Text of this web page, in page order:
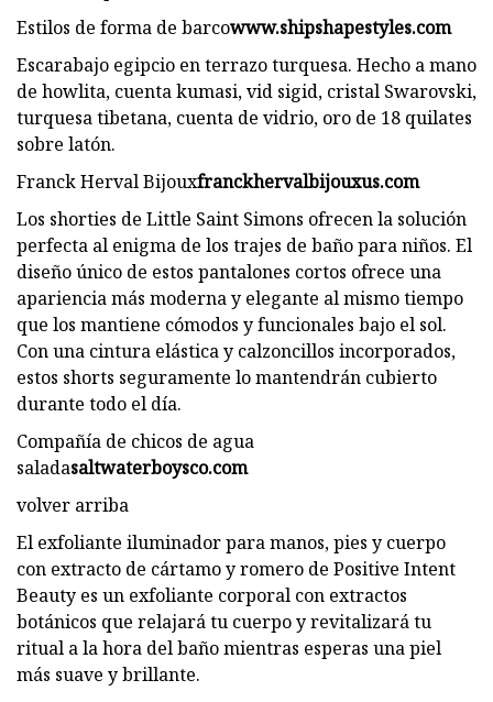
Estilos de forma de barcowww.shipshapestyles.com
Escarabajo egipcio en terrazo turquesa. Hecho a mano
de howlita, cuenta kumasi, vid sigid, cristal Swarovski,
turquesa tibetana, cuenta de vidrio, oro de 18 quilates
sobre latón.
Franck Herval Bijouxfranckhervalbijouxus.com
Los shorties de Little Saint Simons ofrecen la solución
perfecta al enigma de los trajes de baño para niños. El
diseño único de estos pantalones cortos ofrece una
apariencia más moderna y elegante al mismo tiempo
que los mantiene cómodos y funcionales bajo el sol.
Con una cintura elástica y calzoncillos incorporados,
estos shorts seguramente lo mantendrán cubierto
durante todo el día.
Compañía de chicos de agua
saladasaltwaterboysco.com
volver arriba
El exfoliante iluminador para manos, pies y cuerpo
con extracto de cártamo y romero de Positive Intent
Beauty es un exfoliante corporal con extractos
botánicos que relajará tu cuerpo y revitalizará tu
ritual a la hora del baño mientras esperas una piel
más suave y brillante.